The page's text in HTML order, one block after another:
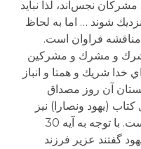
نجس‌اند، لذا نبايد
شوند … اما به لحاظ
فراوان است.
شرك و مشرك و مشركين
شریك و همتا و انباز
آن روز مصداق
(يهود ونصارا) نيز
مصداق مشركين­اند، محل اختلاف است. با توجه به آيه 30
گفتند عزير فرزند